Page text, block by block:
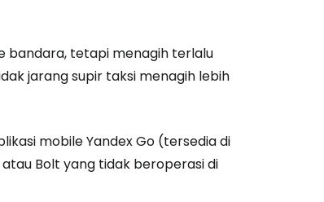
bandara, tetapi menagih terlalu
jarang supir taksi menagih lebih
mobile Yandex Go (tersedia di
Bolt yang tidak beroperasi di
Google